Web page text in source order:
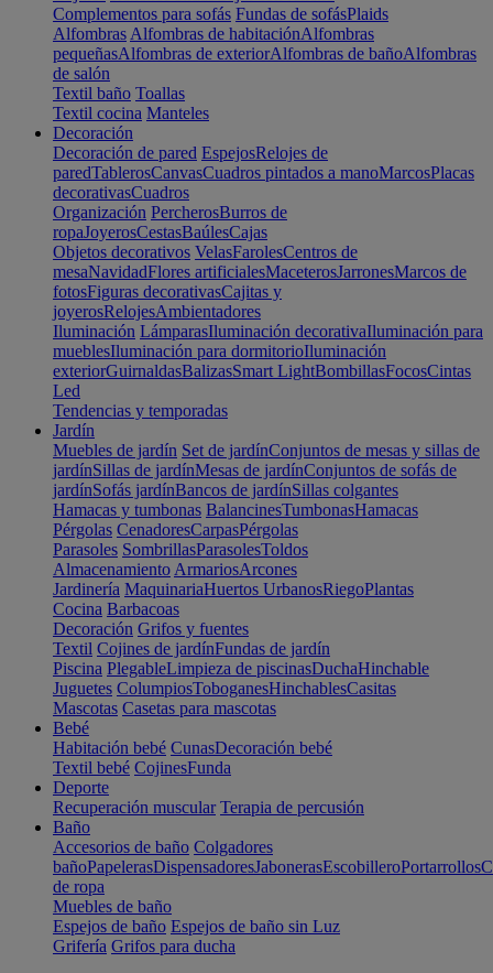
Complementos para sofás Fundas de sofásPlaids
Alfombras Alfombras de habitaciónAlfombras
pequeñasAlfombras de exteriorAlfombras de bañoAlfombras
de salón
Textil baño Toallas
Textil cocina Manteles
Decoración
Decoración de pared EspejosRelojes de
paredTablerosCanvasCuadros pintados a manoMarcosPlacas
decorativasCuadros
Organización PercherosBurros de
ropaJoyerosCestasBaúlesCajas
Objetos decorativos VelasFarolesCentros de
mesaNavidadFlores artificialesMaceterosJarronesMarcos de
fotosFiguras decorativasCajitas y
joyerosRelojesAmbientadores
Iluminación LámparasIluminación decorativaIluminación para
mueblesIluminación para dormitorioIluminación
exteriorGuirnaldasBalizasSmart LightBombillasFocosCintas
Led
Tendencias y temporadas
Jardín
Muebles de jardín Set de jardínConjuntos de mesas y sillas de
jardínSillas de jardínMesas de jardínConjuntos de sofás de
jardínSofás jardínBancos de jardínSillas colgantes
Hamacas y tumbonas BalancinesTumbonasHamacas
Pérgolas CenadoresCarpasPérgolas
Parasoles SombrillasParasolesToldos
Almacenamiento ArmariosArcones
Jardinería MaquinariaHuertos UrbanosRiegoPlantas
Cocina Barbacoas
Decoración Grifos y fuentes
Textil Cojines de jardínFundas de jardín
Piscina PlegableLimpieza de piscinasDuchaHinchable
Juguetes ColumpiosToboganesHinchablesCasitas
Mascotas Casetas para mascotas
Bebé
Habitación bebé CunasDecoración bebé
Textil bebé CojinesFunda
Deporte
Recuperación muscular Terapia de percusión
Baño
Accesorios de baño Colgadores
bañoPapelerasDispensadoresJabonerasEscobilleroPortarrollos
de ropa
Muebles de baño
Espejos de baño Espejos de baño sin Luz
Grifería Grifos para ducha